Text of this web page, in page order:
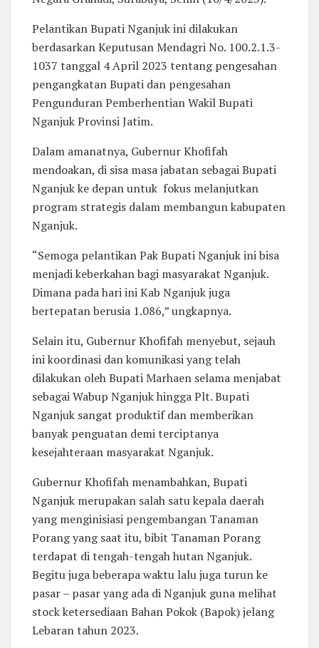
Pelantikan Bupati Nganjuk ini dilakukan
berdasarkan Keputusan Mendagri No. 100.2.1.3-
1037 tanggal 4 April 2023 tentang pengesahan
pengangkatan Bupati dan pengesahan
Pengunduran Pemberhentian Wakil Bupati
Nganjuk Provinsi Jatim.
Dalam amanatnya, Gubernur Khofifah
mendoakan, di sisa masa jabatan sebagai Bupati
Nganjuk ke depan untuk fokus melanjutkan
program strategis dalam membangun kabupaten
Nganjuk.
“Semoga pelantikan Pak Bupati Nganjuk ini bisa
menjadi keberkahan bagi masyarakat Nganjuk.
Dimana pada hari ini Kab Nganjuk juga
bertepatan berusia 1.086,” ungkapnya.
Selain itu, Gubernur Khofifah menyebut, sejauh
ini koordinasi dan komunikasi yang telah
dilakukan oleh Bupati Marhaen selama menjabat
sebagai Wabup Nganjuk hingga Plt. Bupati
Nganjuk sangat produktif dan memberikan
banyak penguatan demi terciptanya
kesejahteraan masyarakat Nganjuk.
Gubernur Khofifah menambahkan, Bupati
Nganjuk merupakan salah satu kepala daerah
yang menginisiasi pengembangan Tanaman
Porang yang saat itu, bibit Tanaman Porang
terdapat di tengah-tengah hutan Nganjuk.
Begitu juga beberapa waktu lalu juga turun ke
pasar – pasar yang ada di Nganjuk guna melihat
stock ketersediaan Bahan Pokok (Bapok) jelang
Lebaran tahun 2023.